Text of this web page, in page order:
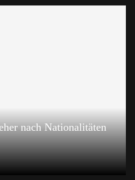
nach Nationalitäten